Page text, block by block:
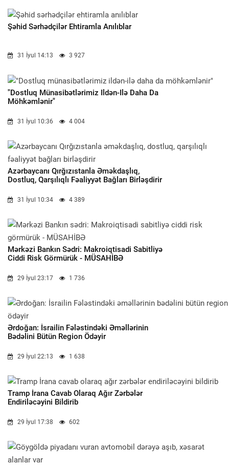
Şəhid Sərhədçilər Ehtiramla Anılıblar
31 İyul 14:13 3 927
"Dostluq Münasibətlərimiz Ildən-Ilə Daha Da
Möhkəmlənir"
31 İyul 10:36 4 004
Azərbaycanı Qırğızıstanla Əməkdaşlıq,
Dostluq, Qarşılıqlı Fəaliyyət Bağları Birləşdirir
31 İyul 10:34 4 389
Mərkəzi Bankın Sədri: Makroiqtisadi Sabitliyə
Ciddi Risk Görmürük - MÜSAHİBƏ
29 İyul 23:17 1 736
Ərdoğan: İsrailin Fələstindəki Əməllərinin
Bədəlini Bütün Region Ödəyir
29 İyul 22:13 1 638
Tramp İrana Cavab Olaraq Ağır Zərbələr
Endiriləcəyini Bildirib
29 İyul 17:38 602